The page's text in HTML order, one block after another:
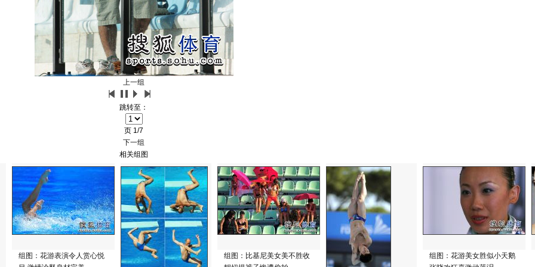
上一组
跳转至：
页 1/7
下一组
相关组图
组图：花游表演令人赏心悦
组图：比基尼美女美不胜收
组图：花游美女胜似小天鹅